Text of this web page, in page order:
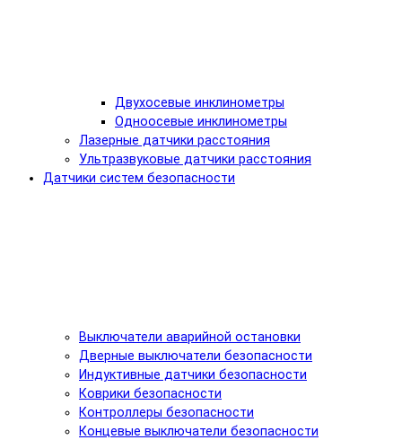
Двухосевые инклинометры
Одноосевые инклинометры
Лазерные датчики расстояния
Ультразвуковые датчики расстояния
Датчики систем безопасности
Выключатели аварийной остановки
Дверные выключатели безопасности
Индуктивные датчики безопасности
Коврики безопасности
Контроллеры безопасности
Концевые выключатели безопасности